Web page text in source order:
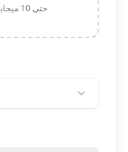
PNG، JPG، JPEG، WebP • حتى 10 ميجابايت